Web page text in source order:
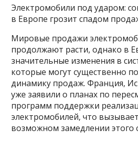
Электромобили под ударом:
в Европе грозит спадом
Мировые продажи
продолжают расти, однако в
значительные изменения в
которые могут существенно
динамику продаж. Франция,
уже заявили о планах по
программ поддержки
электромобилей, что
возможном замедлении этого